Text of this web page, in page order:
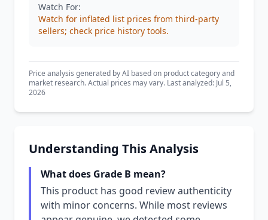
Watch For:
Watch for inflated list prices from third-party
sellers; check price history tools.
Price analysis generated by AI based on product category and
market research. Actual prices may vary. Last analyzed: Jul 5,
2026
Understanding This Analysis
What does Grade B mean?
This product has good review authenticity
with minor concerns. While most reviews